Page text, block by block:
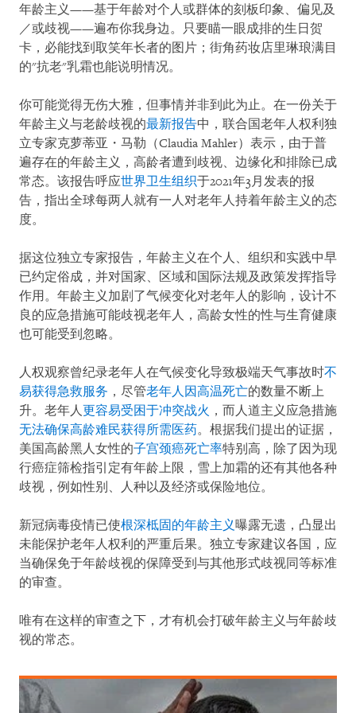
年龄主义——基于年龄对个人或群体的刻板印象、偏见及
／或歧视——遍布你我身边。只要瞄一眼成排的生日贺
卡，必能找到取笑年长者的图片；街角药妆店里琳琅满目
的"抗老"乳霜也能说明情况。
你可能觉得无伤大雅，但事情并非到此为止。在一份关于
年龄主义与老龄歧视的最新报告中，联合国老年人权利独
立专家克萝蒂亚・马勒（Claudia Mahler）表示，由于普
遍存在的年龄主义，高龄者遭到歧视、边缘化和排除已成
常态。该报告呼应世界卫生组织于2021年3月发表的报
告，指出全球每两人就有一人对老年人持着年龄主义的态
度。
据这位独立专家报告，年龄主义在个人、组织和实践中早
已约定俗成，并对国家、区域和国际法规及政策发挥指导
作用。年龄主义加剧了气候变化对老年人的影响，设计不
良的应急措施可能歧视老年人，高龄女性的性与生育健康
也可能受到忽略。
人权观察曾纪录老年人在气候变化导致极端天气事故时不
易获得急救服务 ，尽管老年人因高温死亡的数量不断上
升。老年人更容易受困于冲突战火 ，而人道主义应急措施
无法确保高龄难民获得所需医药。根据我们提出的证据，
美国高龄黑人女性的子宫颈癌死亡率特别高，除了因为现
行癌症筛检指引定有年龄上限，雪上加霜的还有其他各种
歧视，例如性别、人种以及经济或保险地位。
新冠病毒疫情已使根深柢固的年龄主义曝露无遗，凸显出
未能保护老年人权利的严重后果。独立专家建议各国，应
当确保免于年龄歧视的保障受到与其他形式歧视同等标准
的审查。
唯有在这样的审查之下，才有机会打破年龄主义与年龄歧
视的常态。